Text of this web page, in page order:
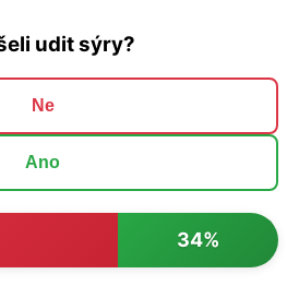
udit sýry?
Ne
Ano
34%